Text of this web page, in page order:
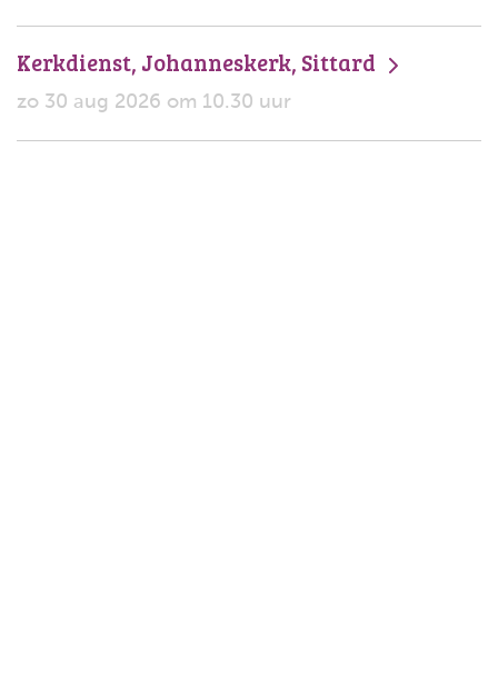
Kerkdienst, Johanneskerk, Sittard
zo 30 aug 2026 om 10.30 uur